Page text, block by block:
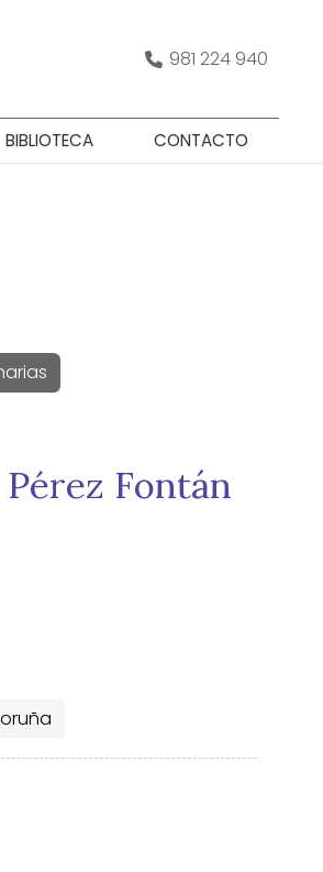
981 224 940
BIBLIOTECA CONTACTO
Fontán